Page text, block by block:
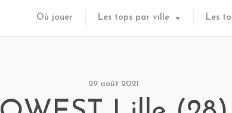
Où jouer Les tops par ville Les
29 août 2021